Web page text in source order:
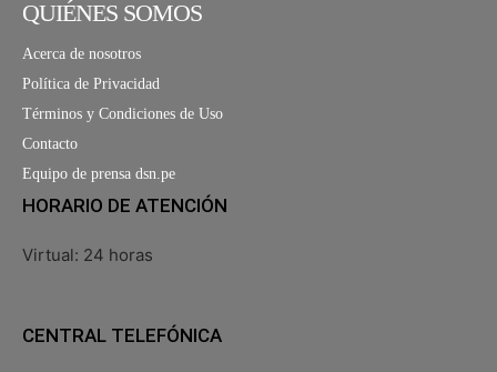
QUIÉNES SOMOS
Acerca de nosotros
Política de Privacidad
Términos y Condiciones de Uso
Contacto
Equipo de prensa dsn.pe
HORARIO DE ATENCIÓN
Virtual: 24 horas
CENTRAL TELEFÓNICA